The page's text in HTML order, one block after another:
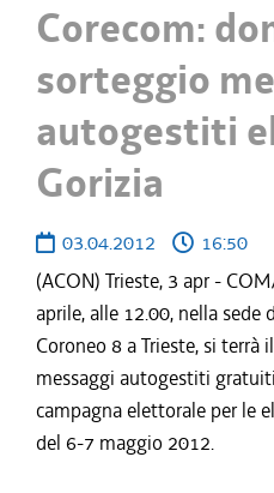
Corecom:
sorteggio
autogestiti
Gorizia
03.04.2012
16:50
(ACON) Trieste, 3 apr -
aprile, alle 12.00, nella sede
Coroneo 8 a Trieste, si terrà
messaggi autogestiti
campagna elettorale per le
del 6-7 maggio 2012.